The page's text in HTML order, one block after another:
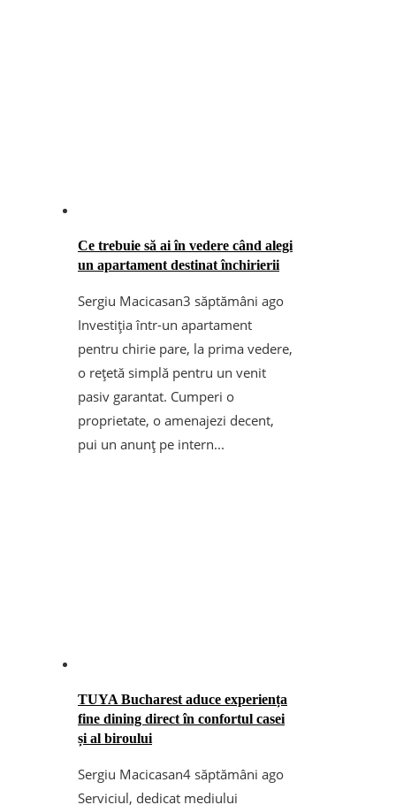
Ce trebuie să ai în vedere când alegi
un apartament destinat închirierii
Sergiu Macicasan3 săptămâni ago
Investiția într-un apartament
pentru chirie pare, la prima vedere,
o rețetă simplă pentru un venit
pasiv garantat. Cumperi o
proprietate, o amenajezi decent,
pui un anunț pe intern...
TUYA Bucharest aduce experiența
fine dining direct în confortul casei
și al biroului
Sergiu Macicasan4 săptămâni ago
Serviciul, dedicat mediului